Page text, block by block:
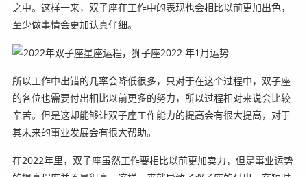
之中。这样一来，双子座在工作中的表现也会相比以前更加出色，
至少做事情会更加认真仔细。
所以工作中出错的几率会降低很多，只对于在这个过程中，双子座
的各位也需要付出相比以前更多的努力，所以过程相对来说会比较
辛苦。但是这却能够让双子座工作能力的提高会有很大提高，对于
其未来的事业发展会有很大帮助。
在2022年里，双子座虽然工作要相比以前更加卖力，但是事业运势